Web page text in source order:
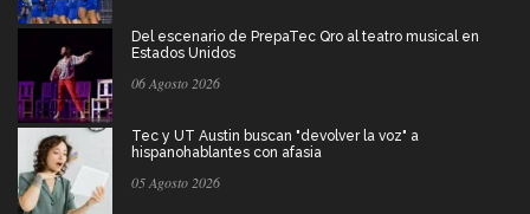
Del escenario de PrepaTec Qro al teatro musical en
Estados Unidos
06 Agosto 2026
Tec y UT Austin buscan "devolver la voz" a
hispanohablantes con afasia
05 Agosto 2026